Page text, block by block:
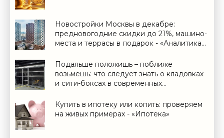
Новостройки Москвы в декабре:
предновогодние скидки до 21%, машино-
места и террасы в подарок - «Аналитика
Подальше положишь – поближе
возьмешь: что следует знать о кладовках
и сити-боксах в современных
Купить в ипотеку или копить: проверяем
на живых примерах - «Ипотека»